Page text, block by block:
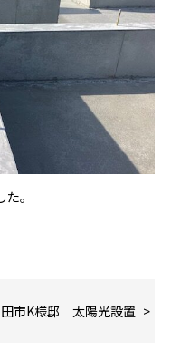
。
市K様邸 太陽光設置